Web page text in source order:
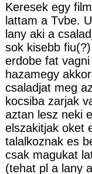
Keresek egy
lattam a Tvbe.
lany aki a
sok kisebb
erdobe fat
hazamegy
csaladjat meg
kocsiba zarjak
aztan lesz neki
elszakitjak oket
talalkoznak es
csak magukat
(tehat pl a lany